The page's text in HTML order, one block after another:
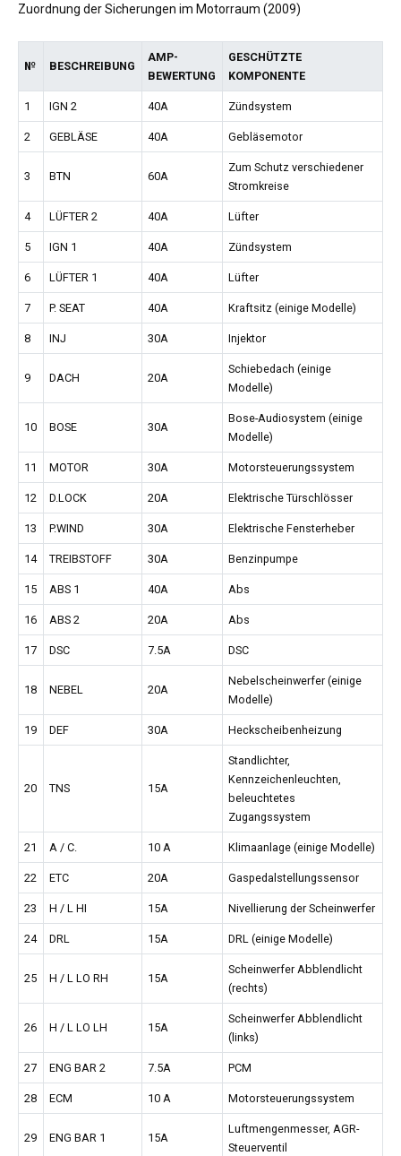
Zuordnung der Sicherungen im Motorraum (2009)
№ BESCHREIBUNG
AMP-
BEWERTUNG
GESCHÜTZTE
KOMPONENTE
1 IGN 2 40A Zündsystem
2 GEBLÄSE 40A Gebläsemotor
3 BTN 60A
Zum Schutz verschiedener
Stromkreise
4 LÜFTER 2 40A Lüfter
5 IGN 1 40A Zündsystem
6 LÜFTER 1 40A Lüfter
7 P. SEAT 40A Kraftsitz (einige Modelle)
8 INJ 30A Injektor
9 DACH 20A
Schiebedach (einige
Modelle)
10 BOSE 30A
Bose-Audiosystem (einige
Modelle)
11 MOTOR 30A Motorsteuerungssystem
12 D.LOCK 20A Elektrische Türschlösser
13 P.WIND 30A Elektrische Fensterheber
14 TREIBSTOFF 30A Benzinpumpe
15 ABS 1 40A Abs
16 ABS 2 20A Abs
17 DSC 7.5A DSC
18 NEBEL 20A
Nebelscheinwerfer (einige
Modelle)
19 DEF 30A Heckscheibenheizung
20 TNS 15A
Standlichter,
Kennzeichenleuchten,
beleuchtetes
Zugangssystem
21 A / C. 10 A Klimaanlage (einige Modelle)
22 ETC 20A Gaspedalstellungssensor
23 H / L HI 15A Nivellierung der Scheinwerfer
24 DRL 15A DRL (einige Modelle)
25 H / L LO RH 15A
Scheinwerfer Abblendlicht
(rechts)
26 H / L LO LH 15A
Scheinwerfer Abblendlicht
(links)
27 ENG BAR 2 7.5A PCM
28 ECM 10 A Motorsteuerungssystem
29 ENG BAR 1 15A
Luftmengenmesser, AGR-
Steuerventil